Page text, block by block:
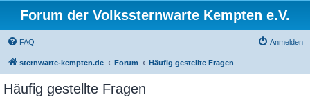
Forum der Volkssternwarte Kempten e.V.
FAQ Anmelden
sternwarte-kempten.de Forum Häufig gestellte Fragen
Häufig gestellte Fragen